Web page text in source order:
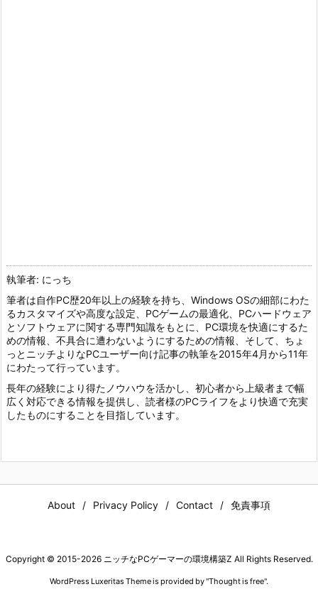
執筆者: にっち
筆者は自作PC歴20年以上の経験を持ち、Windows OSの細部にわた
るカスタマイズや高度な設定、PCゲームの最適化、PCハードウェア
とソフトウェアに関する専門知識をもとに、PC環境を快適にするた
めの情報、不具合に遭わないようにするための情報、そして、ちょ
っとニッチよりなPCユーザー向け記事の執筆を2015年4月から11年
にわたって行っています。
長年の経験により得たノウハウを活かし、初心者から上級者まで幅
広く対応できる情報を提供し、読者様のPCライフをより快適で充実
したものにすることを目指しています。
About Privacy Policy Contact 免責事項
Copyright © 2015-2026 ニッチなPCゲーマーの環境構築Z All Rights Reserved.
WordPress Luxeritas Theme is provided by "Thought is free".